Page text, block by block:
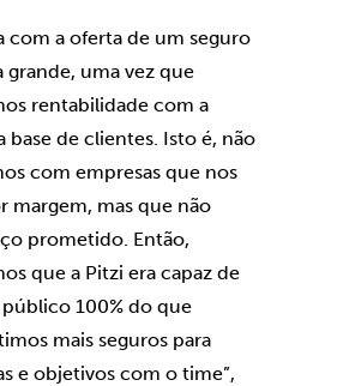
com a oferta de um seguro
uma vez que
rentabilidade com a
base de clientes. Isto é, não
com empresas que nos
margem, mas que não
prometido. Então,
que a Pitzi era capaz de
100% do que
mais seguros para
e objetivos com o time”,